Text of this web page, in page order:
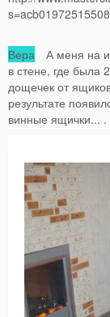
Вера А меня на
в стене, где была
дощечек от
результате
винные ящички... .